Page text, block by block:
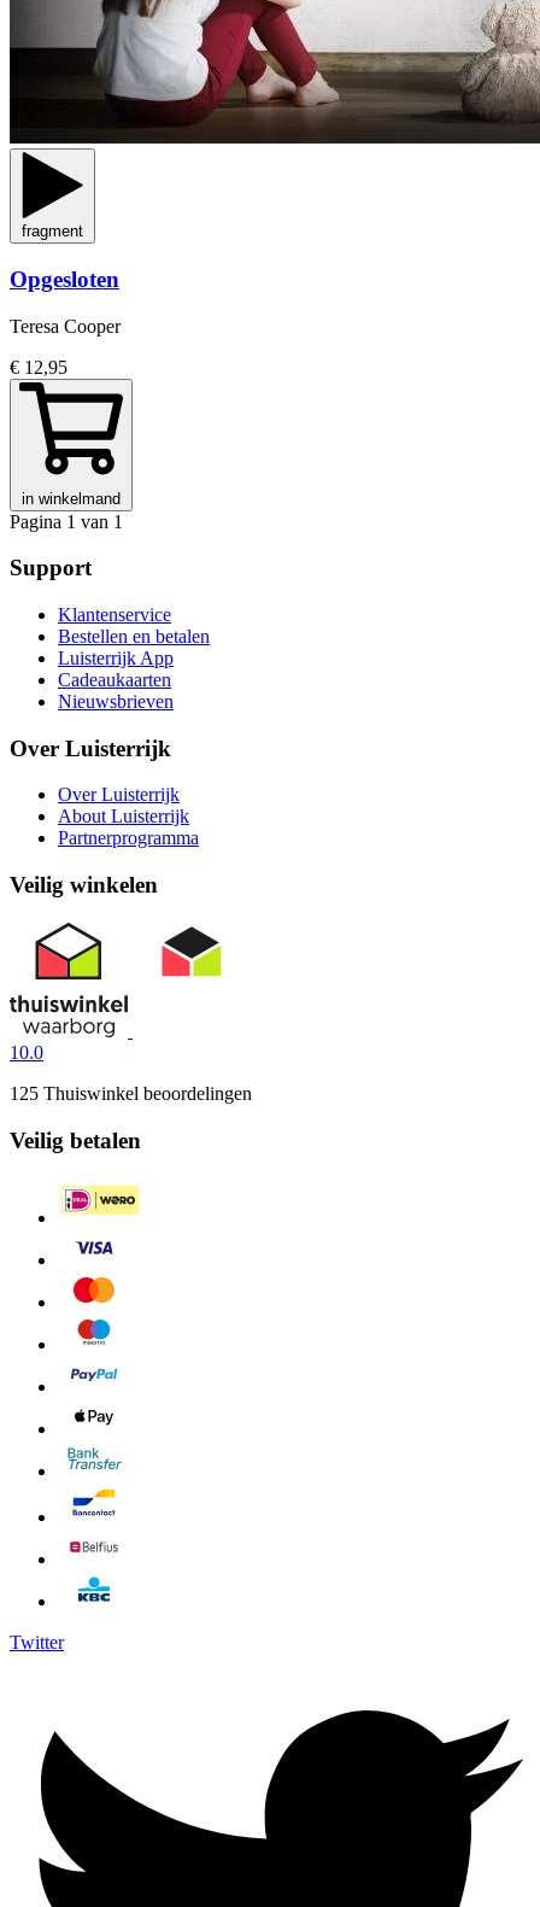
fragment
Opgesloten
Teresa Cooper
€ 12,95
in winkelmand
Pagina 1 van 1
Support
Klantenservice
Bestellen en betalen
Luisterrijk App
Cadeaukaarten
Nieuwsbrieven
Over Luisterrijk
Over Luisterrijk
About Luisterrijk
Partnerprogramma
Veilig winkelen
10.0
125 Thuiswinkel beoordelingen
Veilig betalen
Twitter